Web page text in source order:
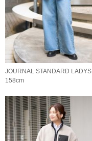
JOURNAL STANDARD LADYS
158cm